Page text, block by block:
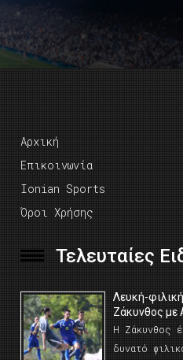
Αρχική
Επικοινωνία
Ionian Sports
Όροι Χρήσης
Τελευταίες
Λευκή-
Ζάκυνθος με
Η Ζάκυνθος
δυνατό